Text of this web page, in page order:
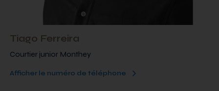
Tiago Ferreira
Courtier junior Monthey
Afficher le numéro de téléphone